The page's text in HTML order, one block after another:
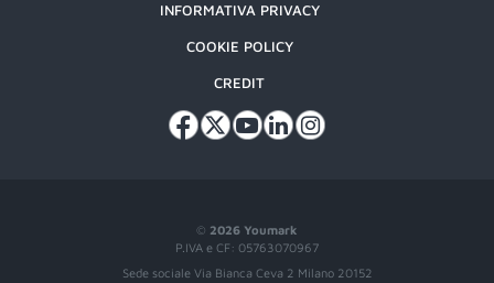
© 2026 Youmark
P.IVA e CF: 05763070967
Sede sociale Via Bianca Ceva 2 Milano 20152
INFORMATIVA PRIVACY
COOKIE POLICY
CREDIT